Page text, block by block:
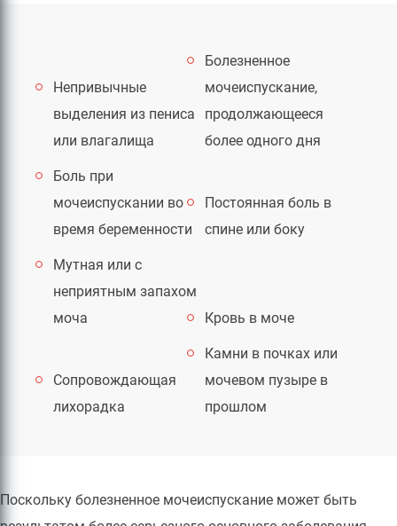
Непривычные
выделения из пениса
или влагалища
Болезненное
мочеиспускание,
продолжающееся
более одного дня
Боль при
мочеиспускании во
время беременности
Постоянная боль в
спине или боку
Мутная или с
неприятным запахом
моча
Кровь в моче
Сопровождающая
лихорадка
Камни в почках или
мочевом пузыре в
прошлом
Поскольку болезненное мочеиспускание может быть